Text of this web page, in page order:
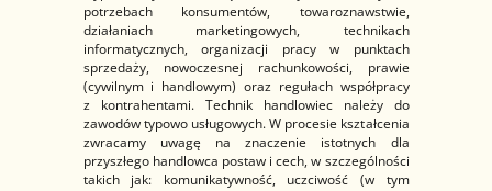
potrzebach konsumentów, towaroznawstwie,
działaniach marketingowych, technikach
informatycznych, organizacji pracy w punktach
sprzedaży, nowoczesnej rachunkowości, prawie
(cywilnym i handlowym) oraz regułach współpracy
z kontrahentami. Technik handlowiec należy do
zawodów typowo usługowych. W procesie kształcenia
zwracamy uwagę na znaczenie istotnych dla
przyszłego handlowca postaw i cech, w szczególności
takich jak: komunikatywność, uczciwość (w tym